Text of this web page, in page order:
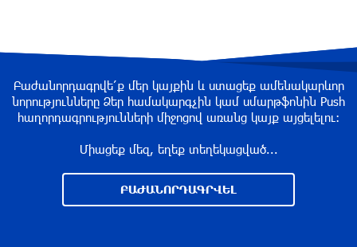
“Past”: A Publicly Funded Concert for the
Privileged Few?
about a year ago
With a Mission to Preserve Armenian Heritage:
AraratBank Sponsors the "Artsakh" Orchestra
Concert
Բաժանորդագրվե՛ք մեր կայքին և ստացեք ամենակարևոր
նորությունները Ձեր համակարգչին կամ սմարթֆոնին Push
հաղորդագրությունների միջոցով առանց կայք այցելելու։
Միացեք մեզ, եղեք տեղեկացված...
ԲԱԺԱՆՈՐԴԱԳՐՎԵԼ